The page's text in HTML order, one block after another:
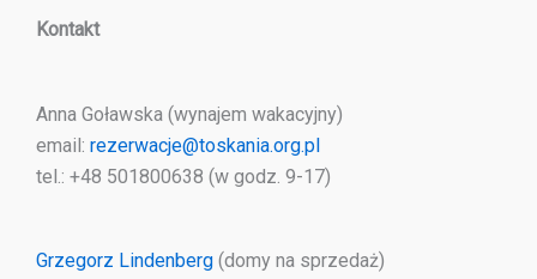
Kontakt
Anna Goławska (wynajem wakacyjny)
email: rezerwacje@toskania.org.pl
tel.: +48 501800638 (w godz. 9-17)
Grzegorz Lindenberg (domy na sprzedaż)